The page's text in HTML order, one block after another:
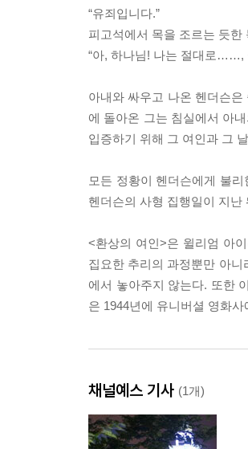
“유죄입니다.”
피고석에서 목을 조르는 듯한
“아, 하나님! 나는 절대로……,
아내와 싸우고 나온 헨더슨
에 돌아온 그는 침실에서 아
입증하기 위해 그 여인과 그
모든 정황이 헨더슨에게 불
헨더슨의 사형 집행일이 지
<환상의 여인>은 윌리엄 아
집요한 추리의 과정뿐만 아
에서 놓아주지 않는다. 또한
은 1944년에 유니버셜 영화
채널예스 기사 (1개)